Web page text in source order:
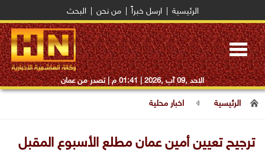
الرئيسية ارسل خبراً من نحن البحث
Toggle
navigation
الاحد ,09 آب ,2026 | 01:41 م | تصدر من عمان
الرئيسية اخبار محلية
ترجيح تعيين أمين عمان مطلع الأسبوع المقبل